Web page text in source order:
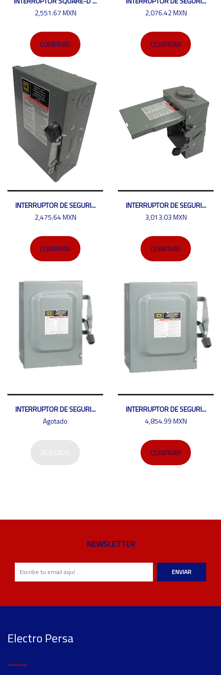
2,551.67 MXN
COMPRAR
2,076.42 MXN
COMPRAR
INTERRUPTOR DE SEGURI...
2,475.64 MXN
COMPRAR
INTERRUPTOR DE SEGURI...
3,013.03 MXN
COMPRAR
INTERRUPTOR DE SEGURI...
Agotado
INTERRUPTOR DE SEGURI...
4,854.99 MXN
COMPRAR
NEWSLETTER
ENVIAR
Electro Persa